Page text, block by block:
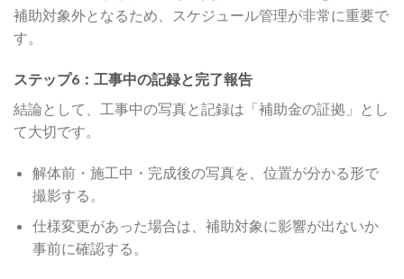
補助対象外となるため、スケジュール管理が非常に重要で
す。
ステップ6：工事中の記録と完了報告
結論として、工事中の写真と記録は「補助金の証拠」とし
て大切です。
解体前・施工中・完成後の写真を、位置が分かる形で
撮影する。
仕様変更があった場合は、補助対象に影響が出ないか
事前に確認する。